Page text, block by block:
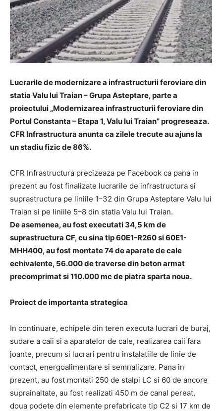
Lucrarile de modernizare a infrastructurii feroviare din
statia Valu lui Traian – Grupa Asteptare, parte a
proiectului „Modernizarea infrastructurii feroviare din
Portul Constanta – Etapa 1, Valu lui Traian” progreseaza.
CFR Infrastructura anunta ca zilele trecute au ajuns la
un stadiu fizic de 86%.
CFR Infrastructura precizeaza pe Facebook ca pana in
prezent au fost finalizate lucrarile de infrastructura si
suprastructura pe liniile 1–32 din Grupa Asteptare Valu lui
Traian si pe liniile 5–8 din statia Valu lui Traian.
De asemenea, au fost executati 34,5 km de
suprastructura CF, cu sina tip 60E1-R260 si 60E1-
MHH400, au fost montate 74 de aparate de cale
echivalente, 56.000 de traverse din beton armat
precomprimat si 110.000 mc de piatra sparta noua.
Proiect de importanta strategica
In continuare, echipele din teren executa lucrari de buraj,
sudare a caii si a aparatelor de cale, realizarea caii fara
joante, precum si lucrari pentru instalatiile de linie de
contact, energoalimentare si semnalizare. Pana in
prezent, au fost montati 250 de stalpi LC si 60 de ancore
suprainaltate, au fost realizati 450 m de canal pereat,
doua podete din elemente prefabricate tip C2 si 17 km de